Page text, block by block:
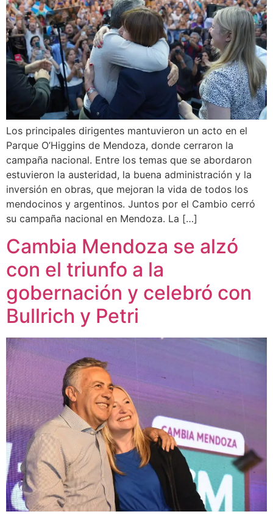
Los principales dirigentes mantuvieron un acto en el
Parque O’Higgins de Mendoza, donde cerraron la
campaña nacional. Entre los temas que se abordaron
estuvieron la austeridad, la buena administración y la
inversión en obras, que mejoran la vida de todos los
mendocinos y argentinos. Juntos por el Cambio cerró
su campaña nacional en Mendoza. La […]
Cambia Mendoza se alzó
con el triunfo a la
gobernación y celebró con
Bullrich y Petri